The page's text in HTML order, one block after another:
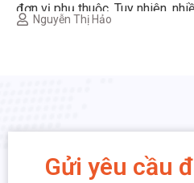
đơn vị phụ thuộc. Tuy nhiên,
nên thành lập chi nhánh hay
Nguyễn Thị Hảo
Gửi yêu cầu